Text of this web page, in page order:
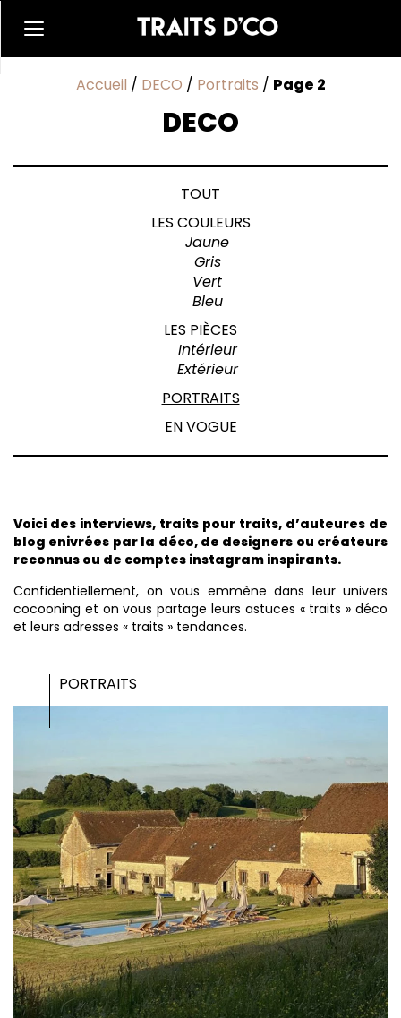
Accueil / DECO / Portraits / Page 2
DECO
TOUT
LES COULEURS
Jaune
Gris
Vert
Bleu
LES PIÈCES
Intérieur
Extérieur
PORTRAITS
EN VOGUE
Voici des interviews, traits pour traits, d’auteures de
blog enivrées par la déco, de designers ou créateurs
reconnus ou de comptes instagram inspirants.
Confidentiellement, on vous emmène dans leur univers
cocooning et on vous partage leurs astuces « traits » déco
et leurs adresses « traits » tendances.
PORTRAITS